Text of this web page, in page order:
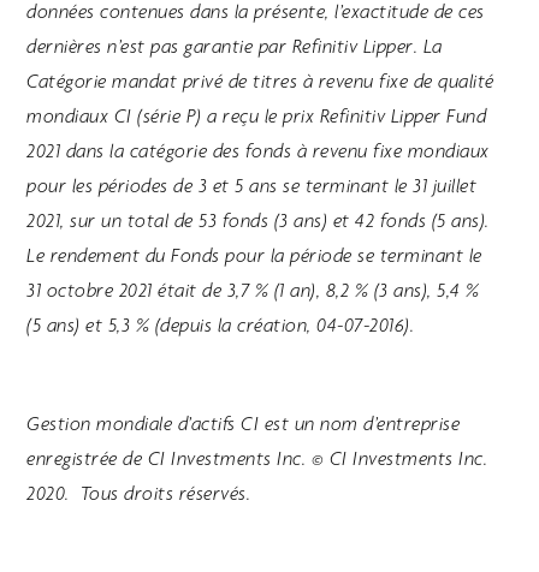
données contenues dans la présente, l’exactitude de ces
dernières n’est pas garantie par Refinitiv Lipper. La
Catégorie mandat privé de titres à revenu fixe de qualité
mondiaux CI (série P) a reçu le prix Refinitiv Lipper Fund
2021 dans la catégorie des fonds à revenu fixe mondiaux
pour les périodes de 3 et 5 ans se terminant le 31 juillet
2021, sur un total de 53 fonds (3 ans) et 42 fonds (5 ans).
Le rendement du Fonds pour la période se terminant le
31 octobre 2021 était de 3,7 % (1 an), 8,2 % (3 ans), 5,4 %
(5 ans) et 5,3 % (depuis la création, 04-07-2016).
Gestion mondiale d’actifs CI est un nom d’entreprise
enregistrée de CI Investments Inc. © CI Investments Inc.
2020. Tous droits réservés.